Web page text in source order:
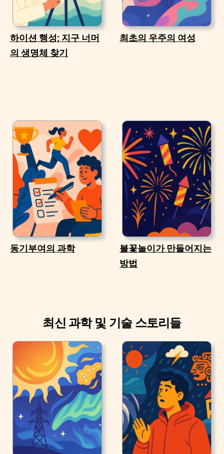
하이션 행성; 지구 너머
의 생명체 찾기
최초의 우주의 여성
동기부여의 과학
불꽃놀이가 만들어지는
방법
최신 과학 및 기술 스토리들